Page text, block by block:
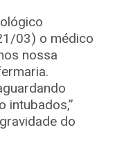
03) o médico
nossa
intubados,”
do